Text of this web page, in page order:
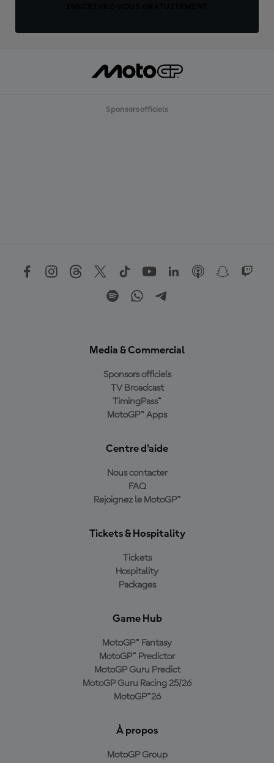
Sponsors officiels
Media & Commercial
Sponsors officiels
TV Broadcast
TimingPass™
MotoGP™ Apps
Centre d'aide
Nous contacter
FAQ
Rejoignez le MotoGP™
Tickets & Hospitality
Tickets
Hospitality
Packages
Game Hub
MotoGP™ Fantasy
MotoGP™ Predictor
MotoGP Guru Predict
MotoGP Guru Racing 25/26
MotoGP™26
À propos
MotoGP Group